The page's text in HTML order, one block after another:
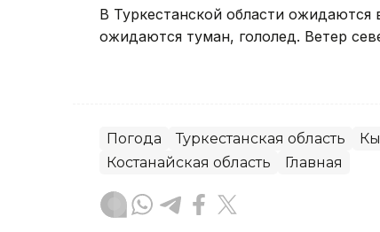
В Туркестанской области
ожидаются туман, гололед. Ветер
Погода Туркестанская область
Костанайская область
Главная